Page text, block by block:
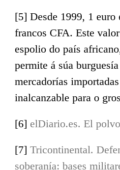
[5] Desde 1999, 1 euro
francos CFA. Este
espolio do país
permite á súa
mercadorías
inalcanzable para o
[6] elDiario.es. El
[7] Tricontinental.
soberanía: bases
Actualidade
Documentos
Twitter